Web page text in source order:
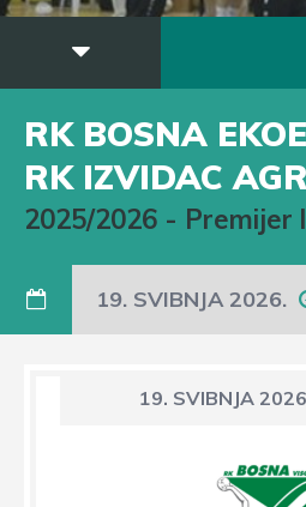
RK BOSNA
RK IZVIDAC
2025/2026 - Premijer
19. SVIBNJA 2026.
19. SVIBNJA